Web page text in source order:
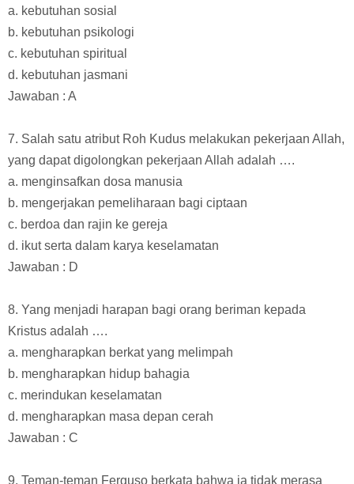
a. kebutuhan sosial
b. kebutuhan psikologi
c. kebutuhan spiritual
d. kebutuhan jasmani
Jawaban : A
7. Salah satu atribut Roh Kudus melakukan pekerjaan Allah,
yang dapat digolongkan pekerjaan Allah adalah ….
a. menginsafkan dosa manusia
b. mengerjakan pemeliharaan bagi ciptaan
c. berdoa dan rajin ke gereja
d. ikut serta dalam karya keselamatan
Jawaban : D
8. Yang menjadi harapan bagi orang beriman kepada
Kristus adalah ….
a. mengharapkan berkat yang melimpah
b. mengharapkan hidup bahagia
c. merindukan keselamatan
d. mengharapkan masa depan cerah
Jawaban : C
9. Teman-teman Ferguso berkata bahwa ia tidak merasa